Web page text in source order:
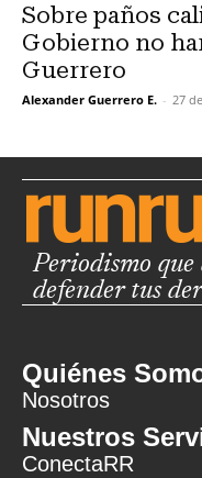
Sobre paños
Gobierno no
Guerrero
Alexander Guerrero E. - 27
Periodismo
defender tus
Quiénes
Nosotros
Nuestros
ConectaRR